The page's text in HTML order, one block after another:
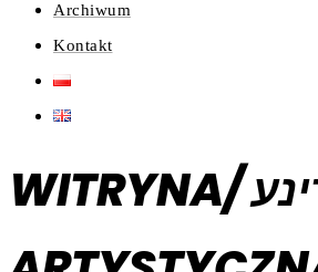
Archiwum
Kontakt
WITRYNA/ װיטרינע/WITRINE | OPEN CALL NA INSTALACJĘ